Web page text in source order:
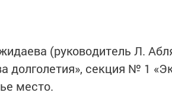
(руководитель Л.
долголетия», секция № 1
место.